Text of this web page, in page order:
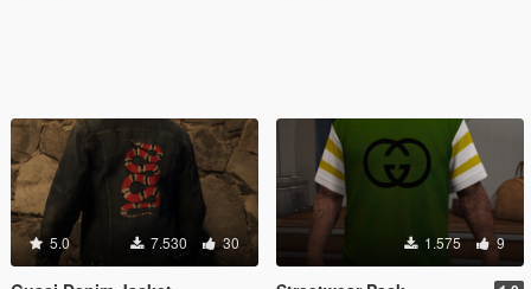
5.0 7.530 30 1.575 9